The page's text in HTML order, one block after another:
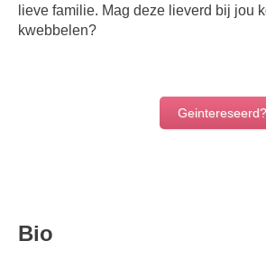
lieve familie. Mag deze lieverd bij jou
kwebbelen?
Bio